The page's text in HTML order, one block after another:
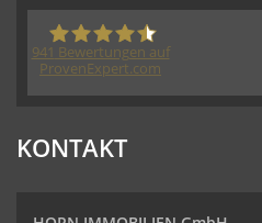
HORN IMMOBILIEN GmbH
941 Bewertungen auf
ProvenExpert.com
KONTAKT